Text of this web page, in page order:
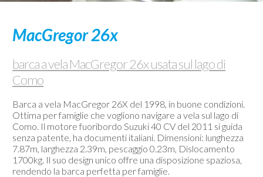
Webcam
MacGregor 26x
barca a vela MacGregor 26x usata sul lago di
Como
Barca a vela MacGregor 26X del 1998, in buone condizioni.
Ottima per famiglie che vogliono navigare a vela sul lago di
Como. Il motore fuoribordo Suzuki 40 CV del 2011 si guida
senza patente, ha documenti italiani. Dimensioni: lunghezza
7.87m, larghezza 2.39m, pescaggio 0.23m, Dislocamento
1700kg. Il suo design unico offre una disposizione spaziosa,
rendendo la barca perfetta per famiglie.